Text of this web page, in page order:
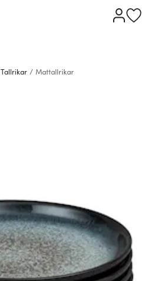
Tallrikar / Mattallrikar